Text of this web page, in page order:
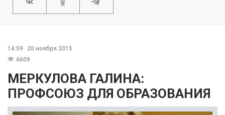
14:59
20 ноября 2015
4609
МЕРКУЛОВА ГАЛИНА:
ПРОФСОЮЗ ДЛЯ ОБРАЗОВАНИЯ